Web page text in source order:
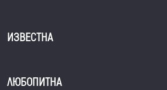
ИЗВЕСТНА
ЛЮБОПИТНА